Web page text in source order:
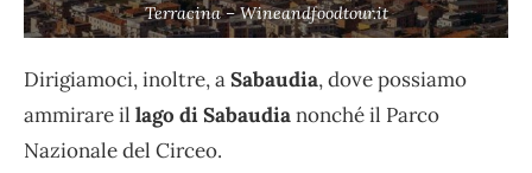
Terracina – Wineandfoodtour.it
Dirigiamoci, inoltre, aSabaudia, dove possiamo
ammirare il lago di Sabaudianonché il Parco
Nazionale del Circeo.